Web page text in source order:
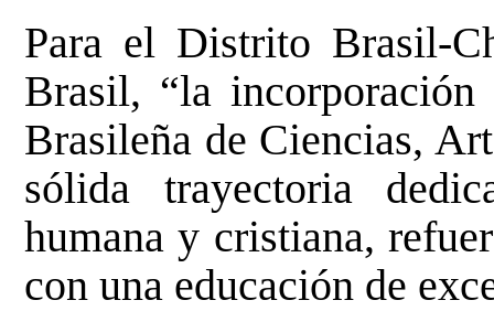
Para el Distrito Brasil-
Brasil, “la
Brasileña de Ciencias,
sólida trayectoria
humana y cristiana,
con una educación de